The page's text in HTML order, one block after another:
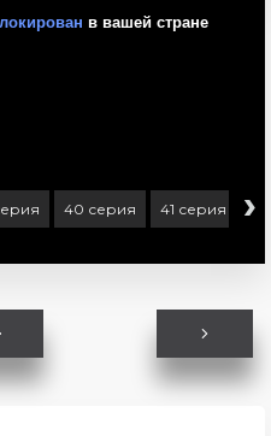
40 серия 41 серия ›